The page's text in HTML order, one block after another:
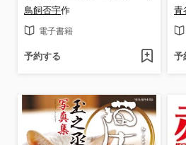
鳥飼否宇作
電子書籍
予約する
青
予